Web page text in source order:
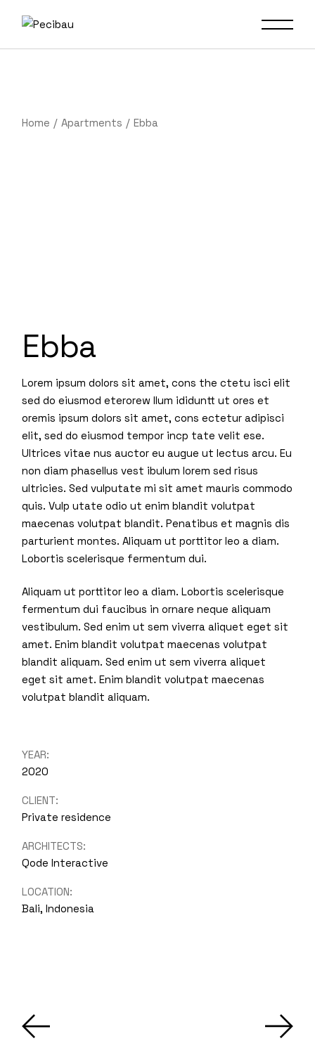
Home Apartments Ebba
Ebba
Lorem ipsum dolors sit amet, cons the ctetu isci elit
sed do eiusmod eterorew llum ididuntt ut ores et
oremis ipsum dolors sit amet, cons ectetur adipisci
elit, sed do eiusmod tempor incp tate velit ese.
Ultrices vitae nus auctor eu augue ut lectus arcu. Eu
non diam phasellus vest ibulum lorem sed risus
ultricies. Sed vulputate mi sit amet mauris commodo
quis. Vulp utate odio ut enim blandit volutpat
maecenas volutpat blandit. Penatibus et magnis dis
parturient montes. Aliquam ut porttitor leo a diam.
Lobortis scelerisque fermentum dui.
Aliquam ut porttitor leo a diam. Lobortis scelerisque
fermentum dui faucibus in ornare neque aliquam
vestibulum. Sed enim ut sem viverra aliquet eget sit
amet. Enim blandit volutpat maecenas volutpat
blandit aliquam. Sed enim ut sem viverra aliquet
eget sit amet. Enim blandit volutpat maecenas
volutpat blandit aliquam.
YEAR:
2020
CLIENT:
Private residence
ARCHITECTS:
Qode Interactive
LOCATION:
Bali, Indonesia